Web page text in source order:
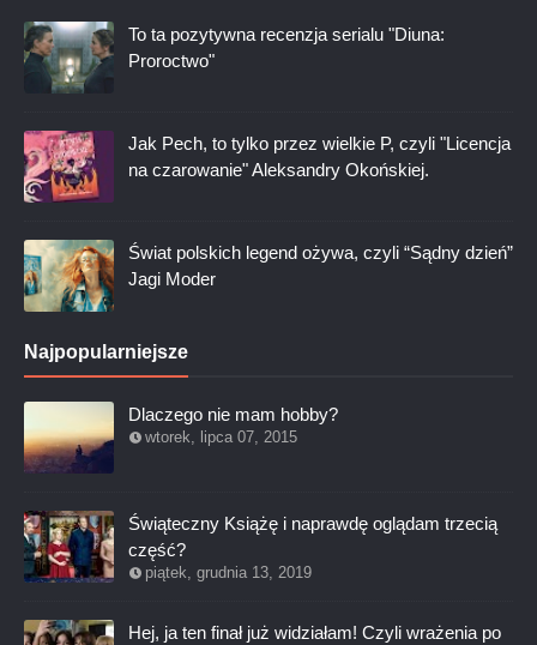
To ta pozytywna recenzja serialu "Diuna:
Proroctwo"
Jak Pech, to tylko przez wielkie P, czyli "Licencja
na czarowanie" Aleksandry Okońskiej.
Świat polskich legend ożywa, czyli “Sądny dzień”
Jagi Moder
Najpopularniejsze
Dlaczego nie mam hobby?
wtorek, lipca 07, 2015
Świąteczny Książę i naprawdę oglądam trzecią
część?
piątek, grudnia 13, 2019
Hej, ja ten finał już widziałam! Czyli wrażenia po